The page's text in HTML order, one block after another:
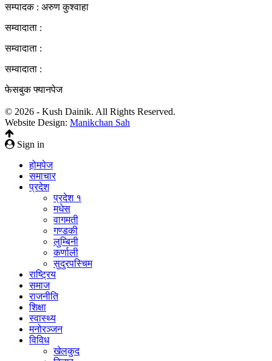
सम्पादक : अरुण कुश्वाहा
सम्वादाता :
सम्वादाता :
सम्वादाता :
फेसबुक फ्यानपेज
© 2026 - Kush Dainik. All Rights Reserved.
Website Design: Manikchan Sah
Sign in
होमपेज
समाचार
प्रदेश
प्रदेश १
मधेस
वागमती
गण्डकी
लुम्बिनी
कर्णाली
सुदुरपस्चिम
राष्ट्रिय
समाज
राजनीति
शिक्षा
स्वास्थ्य
मनोरञ्जन
विविध
खेलकुद